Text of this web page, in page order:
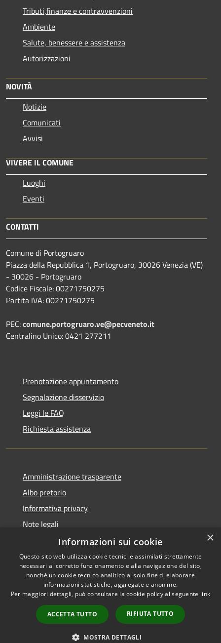
Tributi,finanze e contravvenzioni
Ambiente
Salute, benessere e assistenza
Autorizzazioni
NOVITÀ
Notizie
Comunicati
Avvisi
VIVERE IL COMUNE
Luoghi
Eventi
CONTATTI
Comune di Portogruaro
Piazza della Repubblica 1, Portogruaro, 30026 Venezia (VE)
- 30026 - Portogruaro
Codice Fiscale: 00271750275
Partita IVA: 00271750275
PEC:comune.portogruaro.ve@pecveneto.it
Centralino Unico: 0421 277211
Prenotazione appuntamento
Segnalazione disservizio
Leggi le FAQ
Richiesta assistenza
Amministrazione trasparente
Albo pretorio
Informativa privacy
Note legali
Dichiarazione di accessibilità
RSS
Accessibilità
Copyright © 2026 • Comune di
Municipium•
Accesso
redazione
×
Informazioni sui cookie
Questo sito web utilizza cookie tecnici e assimilati strettamente
necessari al corretto funzionamento e alla navigazione del sito,
nonché un cookie tecnico analitico al solo fine di elaborare
informazioni statistiche, aggregate e anonime.
Per maggiori dettagli, può consultare la cookie policy al seguente link
ACCETTA TUTTO RIFIUTA TUTTO
MOSTRA DETTAGLI